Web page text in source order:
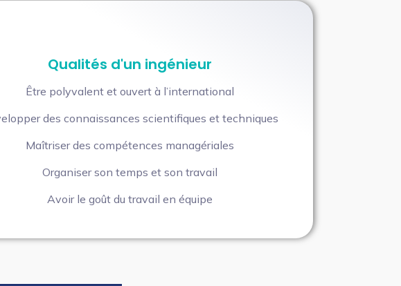
Qualités d'un ingénieur
Être polyvalent et ouvert à l’international
des connaissances scientifiques et techniques
Maîtriser des compétences managériales
Organiser son temps et son travail
Avoir le goût du travail en équipe